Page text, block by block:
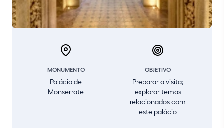
MONUMENTO
Palácio de
Monserrate
OBJETIVO
Preparar a visita;
explorar temas
relacionados com
este palácio